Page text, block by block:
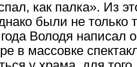
как палка». Из
были не
Володя
в массовке